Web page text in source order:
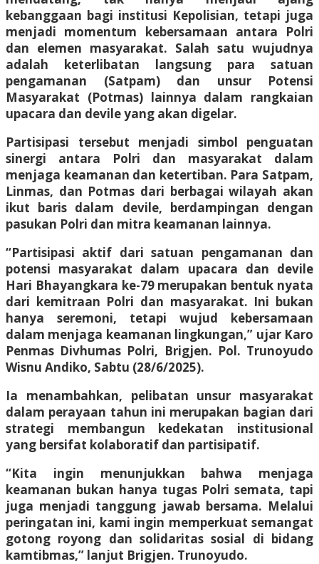
kebanggaan bagi institusi Kepolisian, tetapi juga
menjadi momentum kebersamaan antara Polri
dan elemen masyarakat. Salah satu wujudnya
adalah keterlibatan langsung para satuan
pengamanan (Satpam) dan unsur Potensi
Masyarakat (Potmas) lainnya dalam rangkaian
upacara dan devile yang akan digelar.
Partisipasi tersebut menjadi simbol penguatan
sinergi antara Polri dan masyarakat dalam
menjaga keamanan dan ketertiban. Para Satpam,
Linmas, dan Potmas dari berbagai wilayah akan
ikut baris dalam devile, berdampingan dengan
pasukan Polri dan mitra keamanan lainnya.
“Partisipasi aktif dari satuan pengamanan dan
potensi masyarakat dalam upacara dan devile
Hari Bhayangkara ke-79 merupakan bentuk nyata
dari kemitraan Polri dan masyarakat. Ini bukan
hanya seremoni, tetapi wujud kebersamaan
dalam menjaga keamanan lingkungan,” ujar Karo
Penmas Divhumas Polri, Brigjen. Pol. Trunoyudo
Wisnu Andiko, Sabtu (28/6/2025).
Ia menambahkan, pelibatan unsur masyarakat
dalam perayaan tahun ini merupakan bagian dari
strategi membangun kedekatan institusional
yang bersifat kolaboratif dan partisipatif.
“Kita ingin menunjukkan bahwa menjaga
keamanan bukan hanya tugas Polri semata, tapi
juga menjadi tanggung jawab bersama. Melalui
peringatan ini, kami ingin memperkuat semangat
gotong royong dan solidaritas sosial di bidang
kamtibmas,” lanjut Brigjen. Trunoyudo.